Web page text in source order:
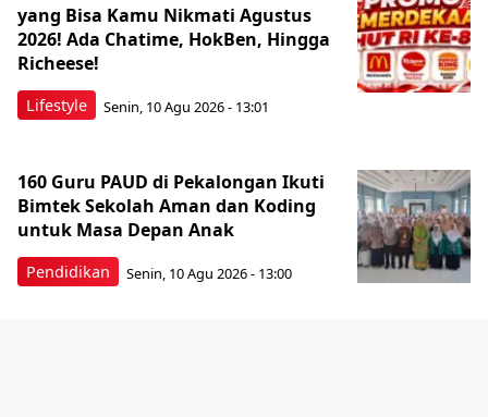
Lifestyle
yang Bisa Kamu Nikmati Agustus
2026! Ada Chatime, HokBen, Hingga
Richeese!
Senin, 10 Agu 2026 - 13:01
Pendidikan
160 Guru PAUD di Pekalongan Ikuti
Bimtek Sekolah Aman dan Koding
untuk Masa Depan Anak
Senin, 10 Agu 2026 - 13:00